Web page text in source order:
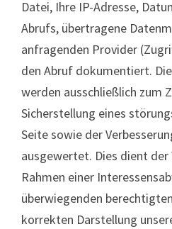
Datei, Ihre IP-Adresse,
Abrufs, übertragene
anfragenden Provider
den Abruf dokumentiert.
werden ausschließlich zum
Sicherstellung eines
Seite sowie der
ausgewertet. Dies dient der
Rahmen einer
überwiegenden
korrekten Darstellung